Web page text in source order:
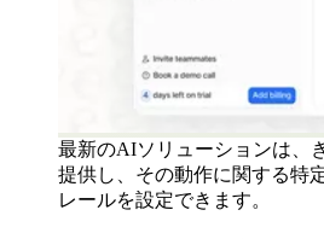
最新のAIソリューションは、
提供し、その動作に関する特
レールを設定できます。